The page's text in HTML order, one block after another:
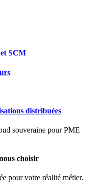
SCM
distribuées
choisir
pour votre réalité métier.